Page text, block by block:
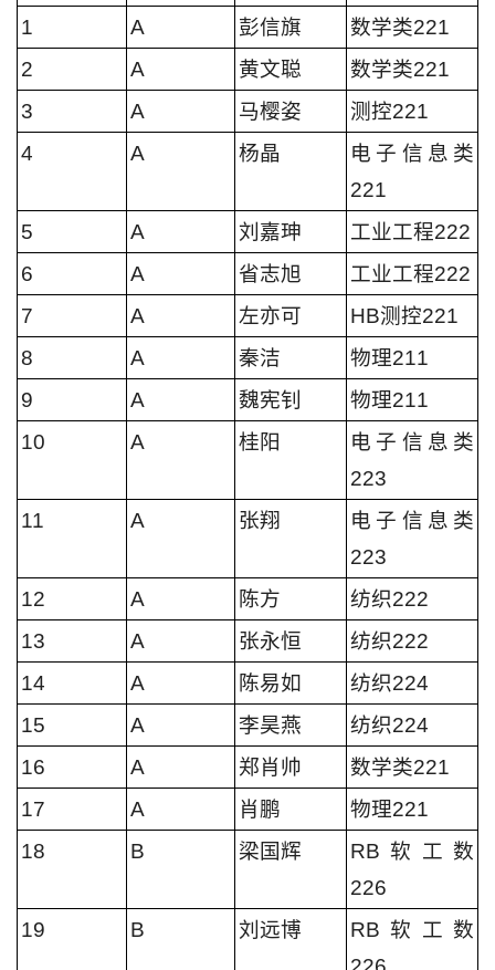
1
A 彭信旗
数学类221
2
A 黄文聪
数学类221
3
A 马樱姿
测控221
4
A 杨晶
电子信息类
221
5
A 刘嘉珅
工业工程222
6
A 省志旭
工业工程222
7
A 左亦可
HB测控221
8
A 秦洁
物理211
9
A 魏宪钊
物理211
10
A 桂阳
电子信息类
223
11
A 张翔
电子信息类
223
12
A 陈方
纺织222
13
A 张永恒
纺织222
14
A 陈易如
纺织224
15
A 李昊燕
纺织224
16
A 郑肖帅
数学类221
17
A 肖鹏
物理221
18
B 梁国辉
RB软工数
226
19
B 刘远博
RB软工数